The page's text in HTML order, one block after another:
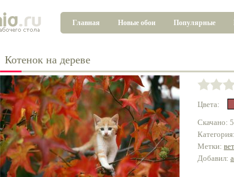
Главная Новые обои Популярные
Котенок на дереве
Цвета:
Скачано:
Категория:
Метки:
Добавил: